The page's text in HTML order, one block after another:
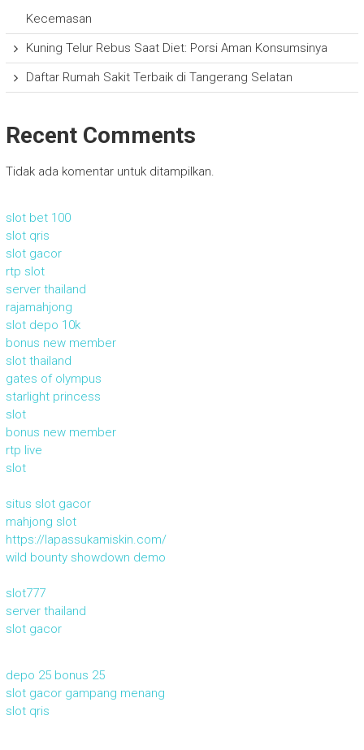
Kecemasan
Kuning Telur Rebus Saat Diet: Porsi Aman Konsumsinya
Daftar Rumah Sakit Terbaik di Tangerang Selatan
Recent Comments
Tidak ada komentar untuk ditampilkan.
slot bet 100
slot qris
slot gacor
rtp slot
server thailand
rajamahjong
slot depo 10k
bonus new member
slot thailand
gates of olympus
starlight princess
slot
bonus new member
rtp live
slot
situs slot gacor
mahjong slot
https://lapassukamiskin.com/
wild bounty showdown demo
slot777
server thailand
slot gacor
depo 25 bonus 25
slot gacor gampang menang
slot qris